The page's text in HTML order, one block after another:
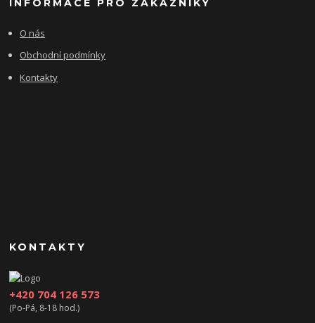
INFORMACE PRO ZÁKAZNÍKY
O nás
Obchodní podmínky
Kontakty
KONTAKTY
+420 704 126 573
(Po-Pá, 8-18 hod.)